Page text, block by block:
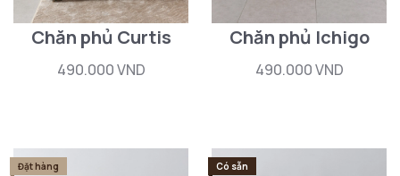
Chăn phủ Curtis
490.000 VND
Chăn phủ Ichigo
490.000 VND
Đặt hàng Có sẵn